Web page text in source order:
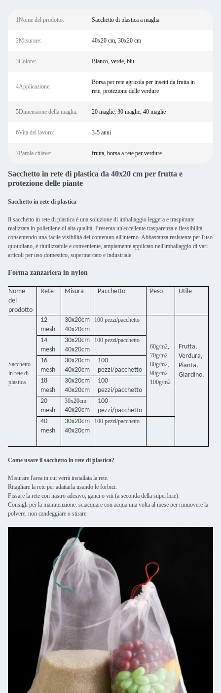
1Nome del prodotto: Sacchetto di plastica a maglia
2Misurare: 40x20 cm, 30x20 cm
3Colore: Bianco, verde, blu
4Applicazione:
Borsa per rete agricola per insetti da frutta in
rete, protezione delle verdure
5Dimensione della maglia: 20 maglie, 30 maglie, 40 maglie
6Vita del lavoro: 3-5 anni
7Parola chiave: frutta, borsa a rete per verdure
Sacchetto in rete di plastica da 40x20 cm per frutta e
protezione delle piante
Sacchetto in rete di plastica
Il sacchetto in rete di plastica è una soluzione di imballaggio leggera e traspirante
realizzata in polietilene di alta qualità. Presenta un'eccellente trasparenza e flessibilità,
consentendo una facile visibilità del contenuto all'interno. Abbastanza resistente per l'uso
quotidiano, è riutilizzabile e conveniente, ampiamente applicato nell'imballaggio di vari
articoli per uso domestico, supermercato e industriale.
Forma zanzariera in nylon
Nome
del
prodotto
Rete Misura Pacchetto Peso Utile
Sacchetto
in rete di
plastica
12
mesh
30x20cm
40x20cm
100 pezzi/pacchetto
60g/m2,
70g/m2
80g/m2,
90g/m2
100g/m2
Frutta,
Verdura,
Pianta,
Giardino,
14
mesh
30x20cm
40x20cm
100 pezzi/pacchetto
16
mesh
30x20cm
40x20cm
100
pezzi/pacchetto
18
mesh
30x20cm
40x20cm
100
pezzi/pacchetto
20
mesh
30x20cm
40x20cm
100
pezzi/pacchetto
40
mesh
30x20cm
40x20cm
100 pezzi/pacchetto
Come usare il sacchetto in rete di plastica?
Misurare l'area in cui verrà installata la rete.
Ritagliare la rete per adattarla usando le forbici.
Fissare la rete con nastro adesivo, ganci o viti (a seconda della superficie).
Consigli per la manutenzione: sciacquare con acqua una volta al mese per rimuovere la
polvere; non candeggiare o stirare.